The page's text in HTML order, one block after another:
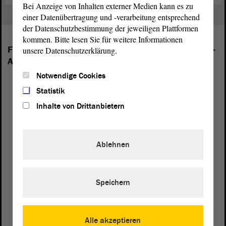
Folgende Fraktionen sind im Landtag von Sachsen-
Anhalt vertreten:
Bei Anzeige von Inhalten externer Medien kann es zu
einer Datenübertragung und -verarbeitung entsprechend
der Datenschutzbestimmung der jeweiligen Plattformen
kommen. Bitte lesen Sie für weitere Informationen
unsere Datenschutzerklärung.
Notwendige Cookies
Statistik
Inhalte von Drittanbietern
Alle akzeptieren
Ablehnen
Speichern